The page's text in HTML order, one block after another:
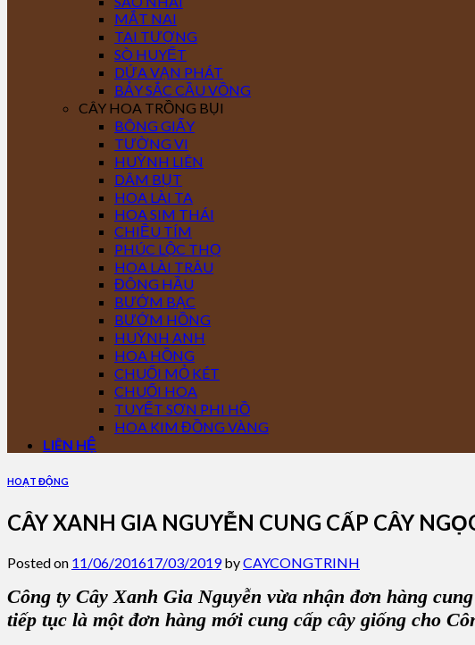
MẮT NAI
TAI TƯỢNG
SÒ HUYẾT
DỨA VẠN PHÁT
BẢY SẮC CẦU VỒNG
CÂY HOA TRỒNG BỤI
BÔNG GIẤY
TƯỜNG VI
HUỲNH LIÊN
DÂM BỤT
HOA LÀI TA
HOA SIM THÁI
CHIỀU TÍM
PHÚC LỘC THỌ
HOA LÀI TRÂU
ĐÔNG HẦU
BƯỚM BẠC
BƯỚM HỒNG
HUỲNH ANH
HOA HỒNG
CHUỐI MỎ KÉT
CHUỐI HOA
TUYẾT SƠN PHI HỒ
HOA KIM ĐỒNG VÀNG
LIÊN HỆ
HOẠT ĐỘNG
CÂY XANH GIA NGUYỄN CUNG CẤP CÂY
Posted on 11/06/201617/03/2019byCAYCONGTRINH
Công ty Cây Xanh Gia Nguyễn vừa nhận đơn hàng
tiếp tục là một đơn hàng mới cung cấp cây giống cho